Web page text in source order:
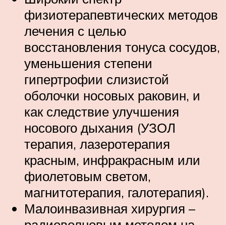
физиотерапевтических методов
лечения с целью
восстановления тонуса сосудов,
уменьшения степени
гипертрофии слизистой
оболочки носовых раковин, и
как следствие улучшения
носового дыхания (УЗОЛ
терапия, лазеротерапия
красным, инфракрасным или
фиолетовым светом,
магнитотерапия, галотерапия).
Малоинвазивная хирургия –